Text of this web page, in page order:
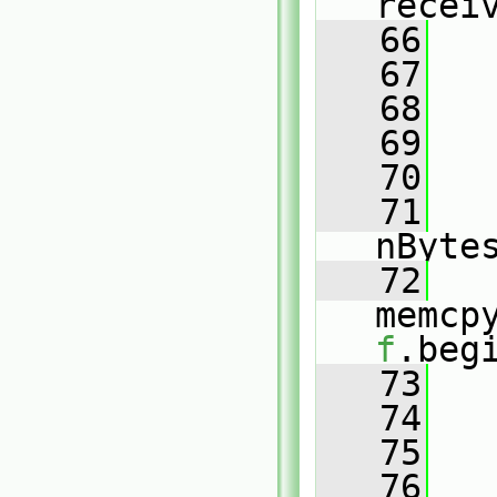
   66
   67
   68
   69
   70
   71
   72
f
   73
   74
   75
   76